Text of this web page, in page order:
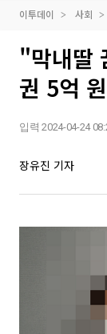
이투데이 사회
"막내딸
권 5억
입력 2024-04-24
장유진 기자